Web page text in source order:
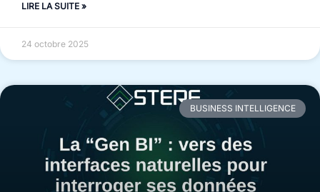
LIRE LA SUITE »
24 octobre 2025
BUSINESS INTELLIGENCE